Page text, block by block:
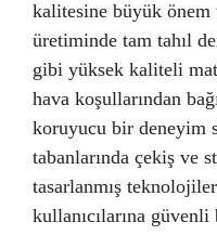
kalitesine büyük önem
üretiminde tam tahıl
gibi yüksek kaliteli
hava koşullarından
koruyucu bir deneyim
tabanlarında çekiş ve
tasarlanmış
kullanıcılarına güvenli